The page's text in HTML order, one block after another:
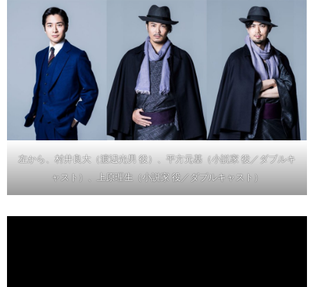
左から、村井良大（渡辺光男 役）、平方元基（小説家 役／ダブルキ
ャスト）、上原理生（小説家 役／ダブルキャスト）